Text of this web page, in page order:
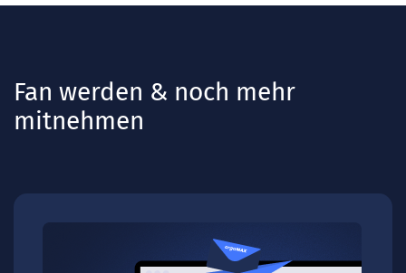
Fan werden & noch mehr
mitnehmen